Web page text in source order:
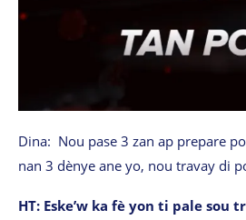
Dina: Nou pase 3 zan ap prepare
nan 3 dènye ane yo, nou travay di
HT: Eske’w ka fè yon ti pale sou